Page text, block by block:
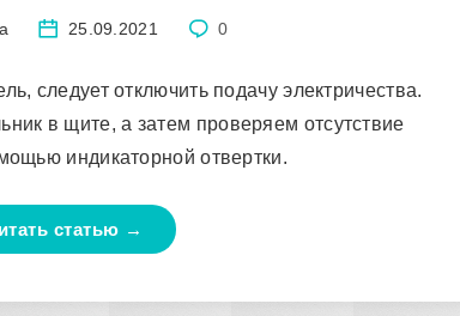
25.09.2021 0
следует отключить подачу электричества.
в щите, а затем проверяем отсутствие
индикаторной отвертки.
статью →